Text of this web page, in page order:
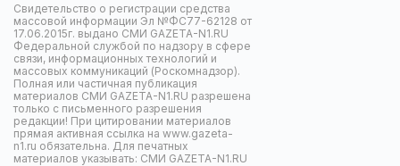
Свидетельство о регистрации средства
массовой информации Эл №ФС77-62128 от
17.06.2015г. выдано СМИ GAZETA-N1.RU
Федеральной службой по надзору в сфере
связи, информационных технологий и
массовых коммуникаций (Роскомнадзор).
Полная или частичная публикация
материалов СМИ GAZETA-N1.RU разрешена
только с письменного разрешения
редакции! При цитировании материалов
прямая активная ссылка на www.gazeta-
n1.ru обязательна. Для печатных
материалов указывать: СМИ GAZETA-N1.RU